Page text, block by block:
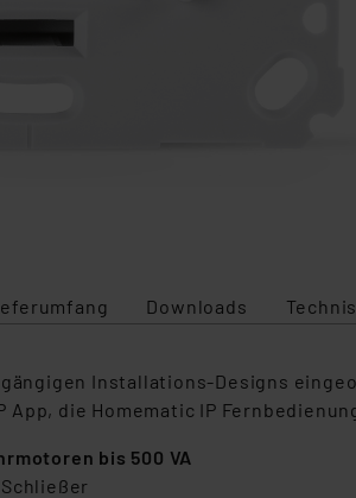
Downloads
Installations-Designs
App, die Homematic IP
bis 500 VA